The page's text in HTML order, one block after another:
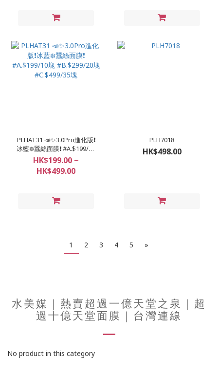
PLHAT31 📣✨3.0Pro進化版❗️
冰藍❄️蠶絲面膜❗ #A.$199/10
塊 #B.$299/20塊
#C.$499/35塊
HK$199.00 ~
HK$499.00
PLH7018
HK$498.00
1 2 3 4 5 »
水美媒｜熱賣超過一億天堂之泉｜超
過十億天堂面膜｜台灣連線
No product in this category